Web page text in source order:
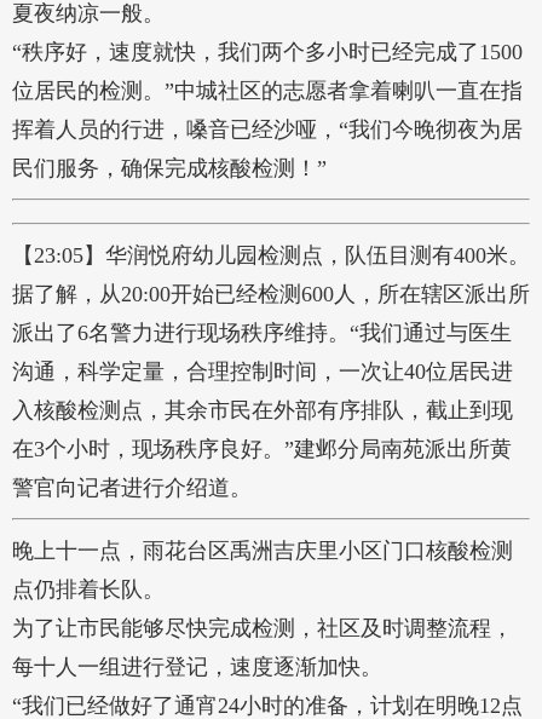
夏夜纳凉一般。
“秩序好，速度就快，我们两个多小时已经完成了1500
位居民的检测。”中城社区的志愿者拿着喇叭一直在指
挥着人员的行进，嗓音已经沙哑，“我们今晚彻夜为居
民们服务，确保完成核酸检测！”
【23:05】华润悦府幼儿园检测点，队伍目测有400米。
据了解，从20:00开始已经检测600人，所在辖区派出所
派出了6名警力进行现场秩序维持。“我们通过与医生
沟通，科学定量，合理控制时间，一次让40位居民进
入核酸检测点，其余市民在外部有序排队，截止到现
在3个小时，现场秩序良好。”建邺分局南苑派出所黄
警官向记者进行介绍道。
晚上十一点，雨花台区禹洲吉庆里小区门口核酸检测
点仍排着长队。
为了让市民能够尽快完成检测，社区及时调整流程，
每十人一组进行登记，速度逐渐加快。
“我们已经做好了通宵24小时的准备，计划在明晚12点